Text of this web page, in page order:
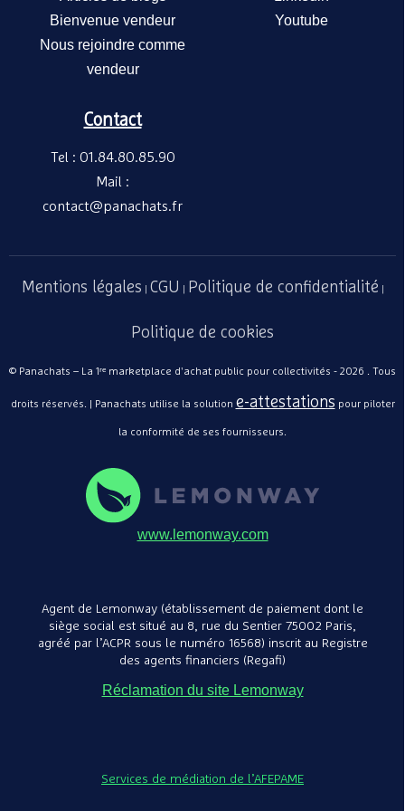
Bienvenue vendeur
Nous rejoindre comme
vendeur
Youtube
Contact
Tel : 01.84.80.85.90
Mail :
contact@panachats.fr
Mentions légales CGU Politique de confidentialité
Politique de cookies
© Panachats – La 1ʳᵉ marketplace d'achat public pour collectivités - 2026 . Tous
droits réservés. | Panachats utilise la solution e-attestations pour piloter
la conformité de ses fournisseurs.
www.lemonway.com
Agent de Lemonway (établissement de paiement dont le
siège social est situé au 8, rue du Sentier 75002 Paris,
agréé par l’ACPR sous le numéro 16568) inscrit au Registre
des agents financiers (Regafi)
Réclamation du site Lemonway
Services de médiation de l’AFEPAME